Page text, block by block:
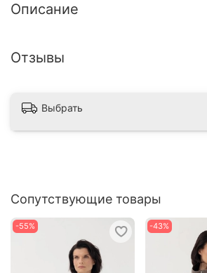
Описание
Отзывы
Выбрать
Сопутствующие товары
-55% -43%